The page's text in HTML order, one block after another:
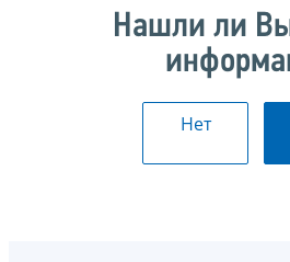
Нашли ли
Нет